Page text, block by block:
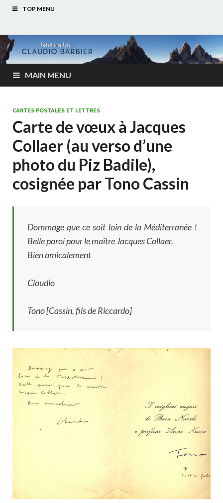
TOP MENU
MAIN MENU
CARTES POSTALES ET LETTRES
Carte de vœux à Jacques
Collaer (au verso d’une
photo du Piz Badile),
cosignée par Tono Cassin
Dommage que ce soit loin de la Méditerranée !
Belle paroi pour le maître Jacques Collaer.
Bien amicalement
Claudio
Tono [Cassin, fils de Riccardo]